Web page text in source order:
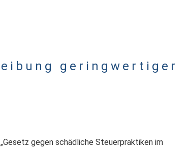
geringwertiger
gegen schädliche Steuerpraktiken im